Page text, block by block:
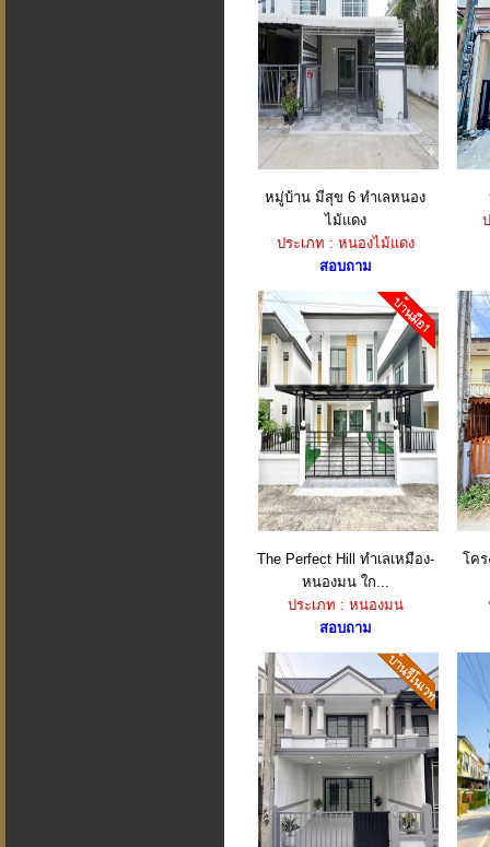
หมู่บ้าน มีสุข 6 ทำเลหนอง
ไม้แดง
ประเภท : หนองไม้แดง
สอบถาม
The Perfect Hill ทำเลเหมือง-
หนองมน ใก...
ประเภท : หนองมน
สอบถาม
โคร